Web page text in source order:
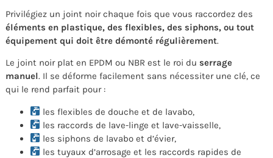
Privilégiez un joint noir chaque fois que vous raccordez des
éléments en plastique, des flexibles, des siphons, ou tout
équipement qui doit être démonté régulièrement.
Le joint noir plat en EPDM ou NBR est le roi du serrage
manuel. Il se déforme facilement sans nécessiter une clé, ce
qui le rend parfait pour :
les flexibles de douche et de lavabo,
les raccords de lave-linge et lave-vaisselle,
les siphons de lavabo et d’évier,
les tuyaux d’arrosage et les raccords rapides de